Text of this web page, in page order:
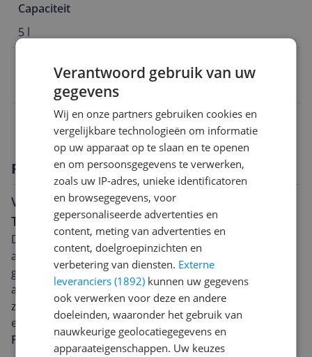
Capaciteit
5 l
0716770086792
Functies
Productomschrijving
Verken nieuwe sensaties met de Colt
Tepelpompjes Pro-Suckers
De Colt Tepelpompjes Pro-Suckers zijn ontworpen om
al jouw sensaties naar een hoger niveau te tillen. Het
gebruik van deze tepelpompjes stelt je in staat om
andere vormen van prikkeling te ervaren en kan
zorgen voor een intensere ervaring tijdens het
erotische spel.
Functie en gebruik
Verantwoord gebruik van uw
gegevens
Wij en onze partners gebruiken cookies en
vergelijkbare technologieën om informatie
op uw apparaat op te slaan en te openen
en om persoonsgegevens te verwerken,
zoals uw IP-adres, unieke identificatoren
en browsegegevens, voor
gepersonaliseerde advertenties en
content, meting van advertenties en
content, doelgroepinzichten en
verbetering van diensten. Externe
leveranciers (1892) kunnen uw gegevens
ook verwerken voor deze en andere
doeleinden, waaronder het gebruik van
nauwkeurige geolocatiegegevens en
apparaateigenschappen. Uw keuzes